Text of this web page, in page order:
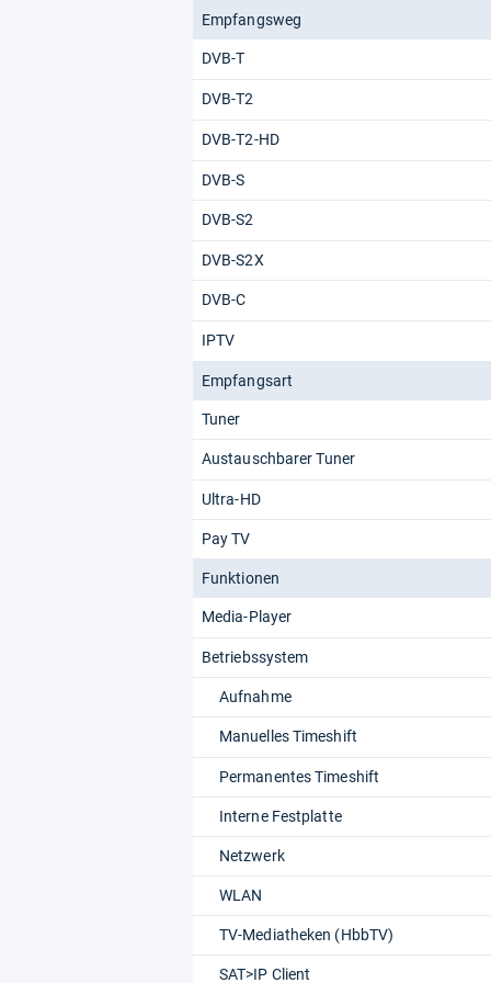
Empfangsweg
DVB-T
DVB-T2
DVB-T2-HD
DVB-S
DVB-S2
DVB-S2X
DVB-C
IPTV
Empfangsart
Tuner
Austauschbarer Tuner
Ultra-HD
Pay TV
Funktionen
Media-Player
Betriebssystem
Aufnahme
Manuelles Timeshift
Permanentes Timeshift
Interne Festplatte
Netzwerk
WLAN
TV-Mediatheken (HbbTV)
SAT>IP Client